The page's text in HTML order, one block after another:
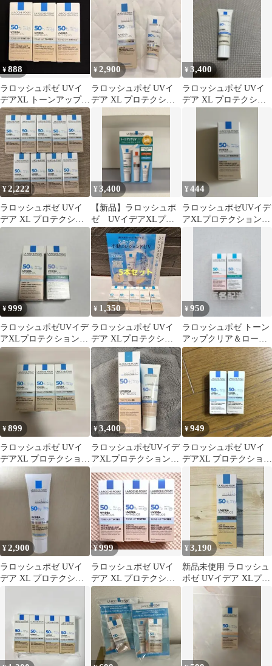
クリア
¥888
ラロッシュポゼ UVイ
デアXL トーンアップテ
ィント3ml×3個
¥2,900
ラロッシュポゼ UVイ
デア XL プロテクショ
¥3,400
ラロッシュポゼ UVイ
デア XL プロテクショ
¥2,222
ラロッシュポゼ UVイ
デア XL プロテクショ
ントーンアップ ティン
¥3,400
【新品】ラロッシュポ
ゼ UVイデアXLプロ
テクショントーンアッ
プクリア キット
¥444
ラロッシュポゼUVイデ
アXLプロテクショント
¥999
ラロッシュポゼUVイデ
アXLプロテクショント
ーンアップローズ＋&
ティント3ml
¥ 1,350
ラロッシュポゼ UVイ
デア XLプロテクショ
ントーンアップ ティン
トサンプル5個
¥950
ラロッシュポゼ トーン
アップクリア＆ローズ+
3ml×2本
¥899
ラロッシュポゼ UVイ
デアXL プロテクション
¥3,400
ラロッシュポゼUVイデ
アXLプロテクション
¥949
ラロッシュポゼ UVイ
デアXL プロテクション
トーンアップ 2種セッ
¥2,900
ラロッシュポゼ UVイ
デア XL プロテクショ
¥999
ラロッシュポゼ UVイ
デア XL プロテクショ
ントーンアップ ティン
ト 化粧下地
¥3,190
新品未使用 ラロッシュ
ポゼ UVイデア XLプロ
テクショントーンアッ